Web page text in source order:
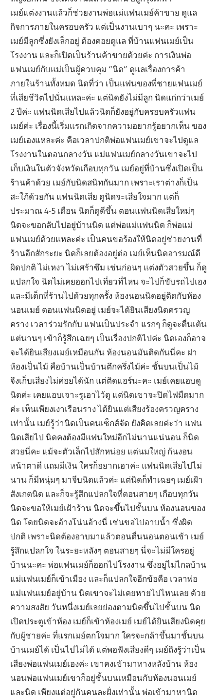
เมย์แต่งงานแล้วก็ช่วยงานพ่อแม่แฟนเมย์ค้าขาย ดูแล
กิจการภายในครอบครัว แต่เป็นงานเบาๆ นะคะ เพราะ
เมย์มีลูกซึ่งยังเล็กอยู่ ต้องคอยดูแล ที่บ้านแฟนเมย์เป็น
โรงงาน และก็เปิดเป็นร้านค้าขายด้วยค่ะ การเงินพ่อ
แฟนเมย์กับแม่เป็นผู้ควบคุม “นิด” ดูแลเรื่องการค้า
ภายในร้านทั้งหมด นิดที่ว่า เป็นแฟนของพี่ชายแฟนเมย์
ที่เสียชีวิตไปนั่นแหละค่ะ แต่นิดยังไม่มีลูก นิดแก่กว่าเมย์
2 ปีค่ะ แฟนนิดเสียไปแล้วนิดก็ยังอยู่กับครอบครัวแฟน
เมย์ค่ะ เรื่องนี้เริ่มแรกเกิดจากความอยากรู้อยากเห็น ของ
เมย์เองแหละค่ะ คือเวลาปกติพ่อแฟนเมย์เขาจะไปดูแล
โรงงานในตอนกลางวัน แม่แฟนเมย์กลางวันเขาจะไป
เก็บเงินในตัวจังหวัดเกือบทุกวัน เมย์อยู่ที่บ้านซึ่งเปิดเป็น
ร้านค้าด้วย เมย์กับนิดสนิทกันมาก เพราะเราต่างก็เป็น
สะใภ้ด้วยกัน แฟนนิดเสีย ดูนิดจะเสียใจมาก แต่ก็
ประมาณ 4-5 เดือน นิดก็ดูดีขึ้น ตอนแฟนนิดเสียใหม่ๆ
นิดจะขอกลับไปอยู่บ้านนิด แต่พ่อแม่แฟนนิด ก็พ่อแม่
แฟนเมย์ด้วยแหละค่ะ เป็นคนขอร้องให้นิดอยู่ช่วยงานที่
ร้านอีกสักระยะ นิดก็เลยต้องอยู่ต่อ เมย์เห็นนิดอารมณ์ดี
ผิดปกติ ไม่เหงา ไม่เศร้าซึม เช่นก่อนๆ แต่งตัวสวยขึ้น ก็ดู
แปลกใจ นิดไม่เคยออกไปเที่ยวที่ไหน จะไปก็ขับรถไปเอง
และมีเด็กที่ร้านไปด้วยทุกครั้ง ห้องนอนนิดอยู่ติดกับห้อง
นอนเมย์ ตอนแฟนนิดอยู่ เมย์จะได้ยินเสียงนิดครวญ
คราง เวลาร่วมรักกับ แฟนเป็นประจำ แรกๆ ก็ดูจะตื่นเต้น
แต่นานๆ เข้าก็รู้สึกเฉยๆ เป็นเรื่องปกติไปค่ะ นิดเองก็อาจ
จะได้ยินเสียงเมย์เหมือนกัน ห้องนอนมันติดกันนี่คะ ฝา
ห้องเป็นไม้ คือบ้านเป็นบ้านตึกครึ่งไม้ค่ะ ชั้นบนเป็นไม้
จึงเก็บเสียงไม่ค่อยได้นัก แต่ติดแอร์นะคะ เมย์เคยแอบดู
นิดค่ะ เคยแอบเจาะรูเอาไว้ดู แต่นิดเขาจะปิดไฟมืดมาก
ค่ะ เห็นเพียงเงาเรือนราง ได้ยินแต่เสียงร้องครวญคราง
เท่านั้น เมย์รู้ว่านิดเป็นคนเซ็กส์จัด ยังคิดเลยค่ะว่า แฟน
นิดเสียไป นิดคงต้องมีแฟนใหม่อีกไม่นานแน่นอน ก็นิด
สวยนี่คะ แม้จะตัวเล็กไปสักหน่อย แต่นมใหญ่ ก้นงอน
หน้าตาดี แถมมีเงิน ใครก็อยากเอาค่ะ แฟนนิดเสียไปไม่
นาน ก็มีหนุ่มๆ มาจีบนิดแล้วค่ะ แต่นิดก็ทำเฉยๆ เมย์เฝ้า
สังเกตนิด และก็จะรู้สึกแปลกใจที่ตอนสายๆ เกือบทุกวัน
นิดจะขอให้เมย์เฝ้าร้าน นิดจะขึ้นไปชั้นบน ห้องนอนของ
นิด โดยนิดจะอ้างโน่นอ้างนี่ เช่นขอไปอาบน้ำ ซึ่งผิด
ปกติ เพราะนิดต้องอาบมาแล้วตอนตื่นนอนตอนเช้า เมย์
รู้สึกแปลกใจ ในระยะหลังๆ ตอนสายๆ นี่จะไม่มีใครอยู่
บ้านนะคะ พ่อแฟนเมย์ก็ออกไปโรงงาน ซึ่งอยู่ไม่ไกลบ้าน
แม่แฟนเมย์ก็เข้าเมือง และก็แปลกใจอีกข้อคือ เวลาพ่อ
แม่แฟนเมย์อยู่บ้าน นิดเขาจะไม่เคยหายไปไหนเลย ด้วย
ความสงสัย วันหนึ่งเมย์เลยย่องตามนิดขึ้นไปชั้นบน นิด
เปิดประตูเข้าห้อง เมย์ก็เข้าห้องเมย์ เมย์ได้ยินเสียงนิดคุย
กับผู้ชายค่ะ ที่แรกเมย์ตกใจมาก ใครจะกล้าขึ้นมาชั้นบน
บ้านเมย์ได้ เป็นไปไม่ได้ แต่พอฟังเสียงดีๆ เมย์ถึงรู้ว่าเป็น
เสียงพ่อแฟนเมย์เองค่ะ เขาคงเข้ามาทางหลังบ้าน ห้อง
นอนพ่อแฟนเมย์เขาก็อยู่ชั้นบนเหมือนกับห้องนอนเมย์
และนิด เพียงแต่อยู่กันคนละฝั่งเท่านั้น พ่อเข้ามาหานิด